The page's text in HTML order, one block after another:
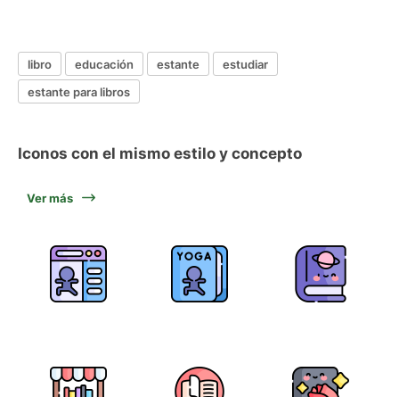
libro educación estante
estudiar
estante para libros
Iconos con el mismo estilo y concepto
Ver más